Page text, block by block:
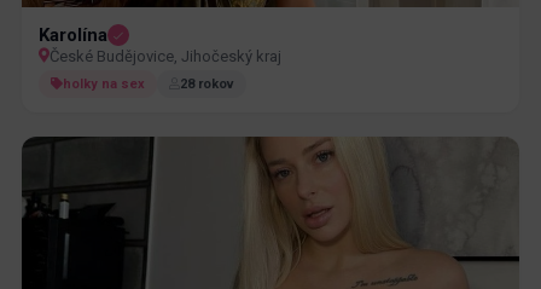
Karolína
České Budějovice, Jihočeský kraj
holky na sex 28 rokov